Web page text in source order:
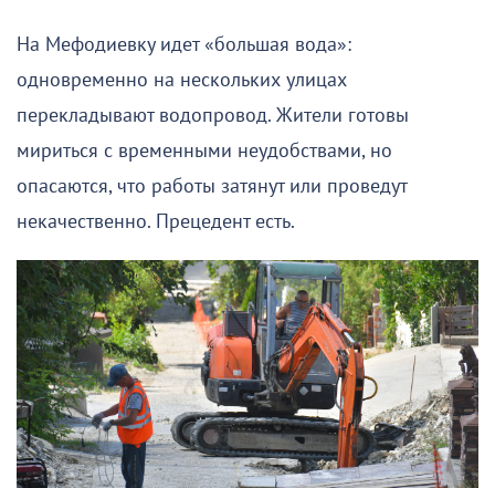
На Мефодиевку идет «большая вода»:
одновременно на нескольких улицах
перекладывают водопровод. Жители готовы
мириться с временными неудобствами, но
опасаются, что работы затянут или проведут
некачественно. Прецедент есть.